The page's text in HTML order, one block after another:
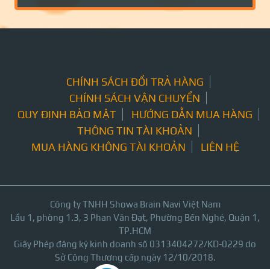
CHÍNH SÁCH ĐỔI TRẢ HÀNG
CHÍNH SÁCH VẬN CHUYỂN
QUY ĐỊNH BẢO MẬT
HƯỚNG DẪN MUA HÀNG
THÔNG TIN TÀI KHOẢN
MUA HÀNG KHÔNG TÀI KHOẢN
LIÊN HỆ
Công ty TNHH Showa Brain Navi Việt Nam
Lầu 1, phòng 1.3, 3 Phan Văn Đạt, Phường Bến Nghé, Quận 1,
TP.HCM
Giấy Phép đăng ký kinh doanh số 0313404272/KD-0229 do
Sở Công Thương cấp ngày 12/10/2018.